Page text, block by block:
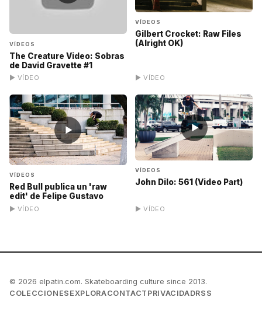
VÍDEOS
The Creature Video: Sobras
de David Gravette #1
▶ VÍDEO
VÍDEOS
Gilbert Crocket: Raw Files
(Alright OK)
▶ VÍDEO
▶
VÍDEOS
Red Bull publica un 'raw
edit' de Felipe Gustavo
▶ VÍDEO
▶
VÍDEOS
John Dilo: 561 (Video Part)
▶ VÍDEO
© 2026 elpatin.com. Skateboarding culture since 2013.
COLECCIONES EXPLORACONTACT PRIVACIDADRSS